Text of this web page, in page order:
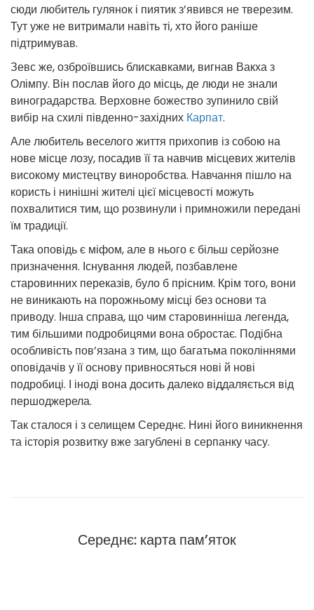
сюди любитель гулянок і пиятик з’явився не тверезим.
Тут уже не витримали навіть ті, хто його раніше
підтримував.
Зевс же, озброївшись блискавками, вигнав Вакха з
Олімпу. Він послав його до місць, де люди не знали
виноградарства. Верховне божество зупинило свій
вибір на схилі південно-західних Карпат.
Але любитель веселого життя прихопив із собою на
нове місце лозу, посадив її та навчив місцевих жителів
високому мистецтву виноробства. Навчання пішло на
користь і нинішні жителі цієї місцевості можуть
похвалитися тим, що розвинули і примножили передані
їм традиції.
Така оповідь є міфом, але в нього є більш серйозне
призначення. Існування людей, позбавлене
старовинних переказів, було б прісним. Крім того, вони
не виникають на порожньому місці без основи та
приводу. Інша справа, що чим старовинніша легенда,
тим більшими подробицями вона обростає. Подібна
особливість пов’язана з тим, що багатьма поколіннями
оповідачів у її основу привносяться нові й нові
подробиці. І іноді вона досить далеко віддаляється від
першоджерела.
Так сталося і з селищем Середнє. Нині його виникнення
та історія розвитку вже загублені в серпанку часу.
Середнє: карта пам’яток